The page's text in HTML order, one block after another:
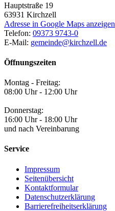
Hauptstraße 19
63931 Kirchzell
Adresse in Google Maps anzeigen
Telefon: 09373 9743-0
E-Mail: gemeinde@kirchzell.de
Öffnungszeiten
Montag - Freitag:
08:00 Uhr - 12:00 Uhr
Donnerstag:
16:00 Uhr - 18:00 Uhr
und nach Vereinbarung
Service
Impressum
Seitenübersicht
Kontaktformular
Datenschutzerklärung
Barrierefreiheitserklärung